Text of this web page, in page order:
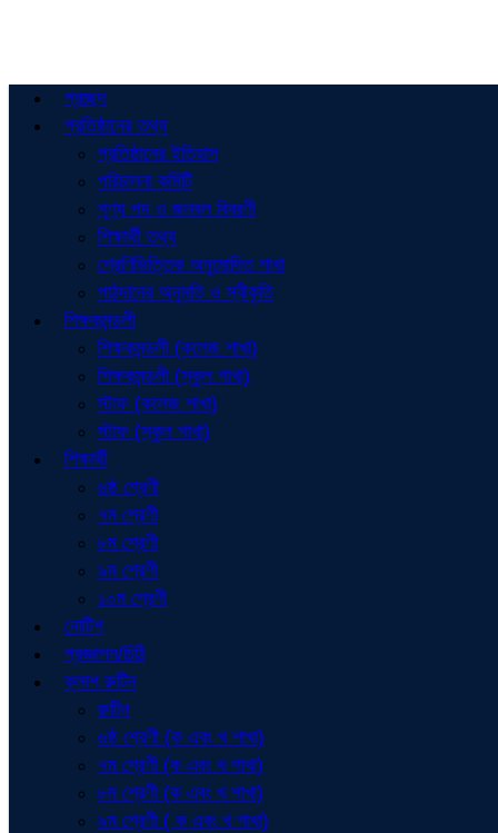
প্রচ্ছদ
প্রতিষ্ঠানের তথ্য
প্রতিষ্ঠানের ইতিহাস
পরিচালনা কমিটি
শূণ্য পদ ও জনবল বিবরণী
শিক্ষার্থী তথ্য
শ্রেণিভিত্তিক অনুমোদিত শাখা
পাঠদানের অনুমতি ও স্বীকৃতি
শিক্ষকমন্ডলী
শিক্ষকমন্ডলী (কলেজ শাখা)
শিক্ষকমন্ডলী (স্কুল শাখা)
স্টাফ (কলেজ শাখা)
স্টাফ (স্কুল শাখা)
শিক্ষার্থী
৬ষ্ঠ শ্রেণী
৭ম শ্রেণী
৮ম শ্রেণী
৯ম শ্রেণী
১০ম শ্রেণী
নোটিশ
প্রজ্ঞাপন/চিঠি
ক্লাশ রুটিন
রুটিন
৬ষ্ঠ শ্রেণী (ক এবং খ শাখা)
৭ম শ্রেণী (ক এবং খ শাখা)
৮ম শ্রেণী (ক এবং খ শাখা)
৯ম শ্রেণী ( ক এবং খ শাখা)